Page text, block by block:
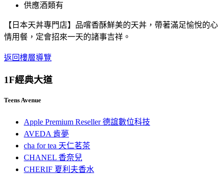
供應酒類有
【日本天丼專門店】品嚐香酥鮮美的天丼，帶著滿足愉悅的心
情用餐，定會招來一天的諸事吉祥。
返回樓層導覽
1F經典大道
Teens Avenue
Apple Premium Reseller 德誼數位科技
AVEDA 肯夢
cha for tea 天仁茗茶
CHANEL 香奈兒
CHERIF 夏利夫香水